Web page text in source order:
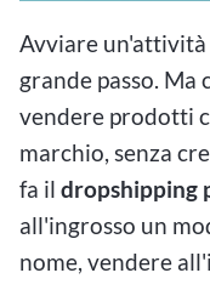
Avviare un'attività
grande passo. Ma
vendere prodotti
marchio, senza
fa il dropshipping
all'ingrosso un
nome, vendere